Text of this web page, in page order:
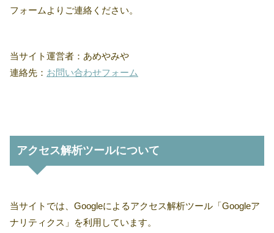
フォームよりご連絡ください。
当サイト運営者：あめやみや
連絡先： お問い合わせフォーム
アクセス解析ツールについて
当サイトでは、Googleによるアクセス解析ツール「Googleア
ナリティクス」を利用しています。